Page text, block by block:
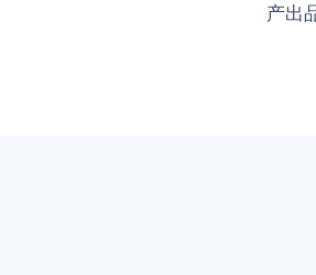
产出